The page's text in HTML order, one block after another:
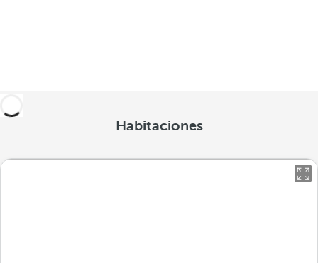
Habitaciones